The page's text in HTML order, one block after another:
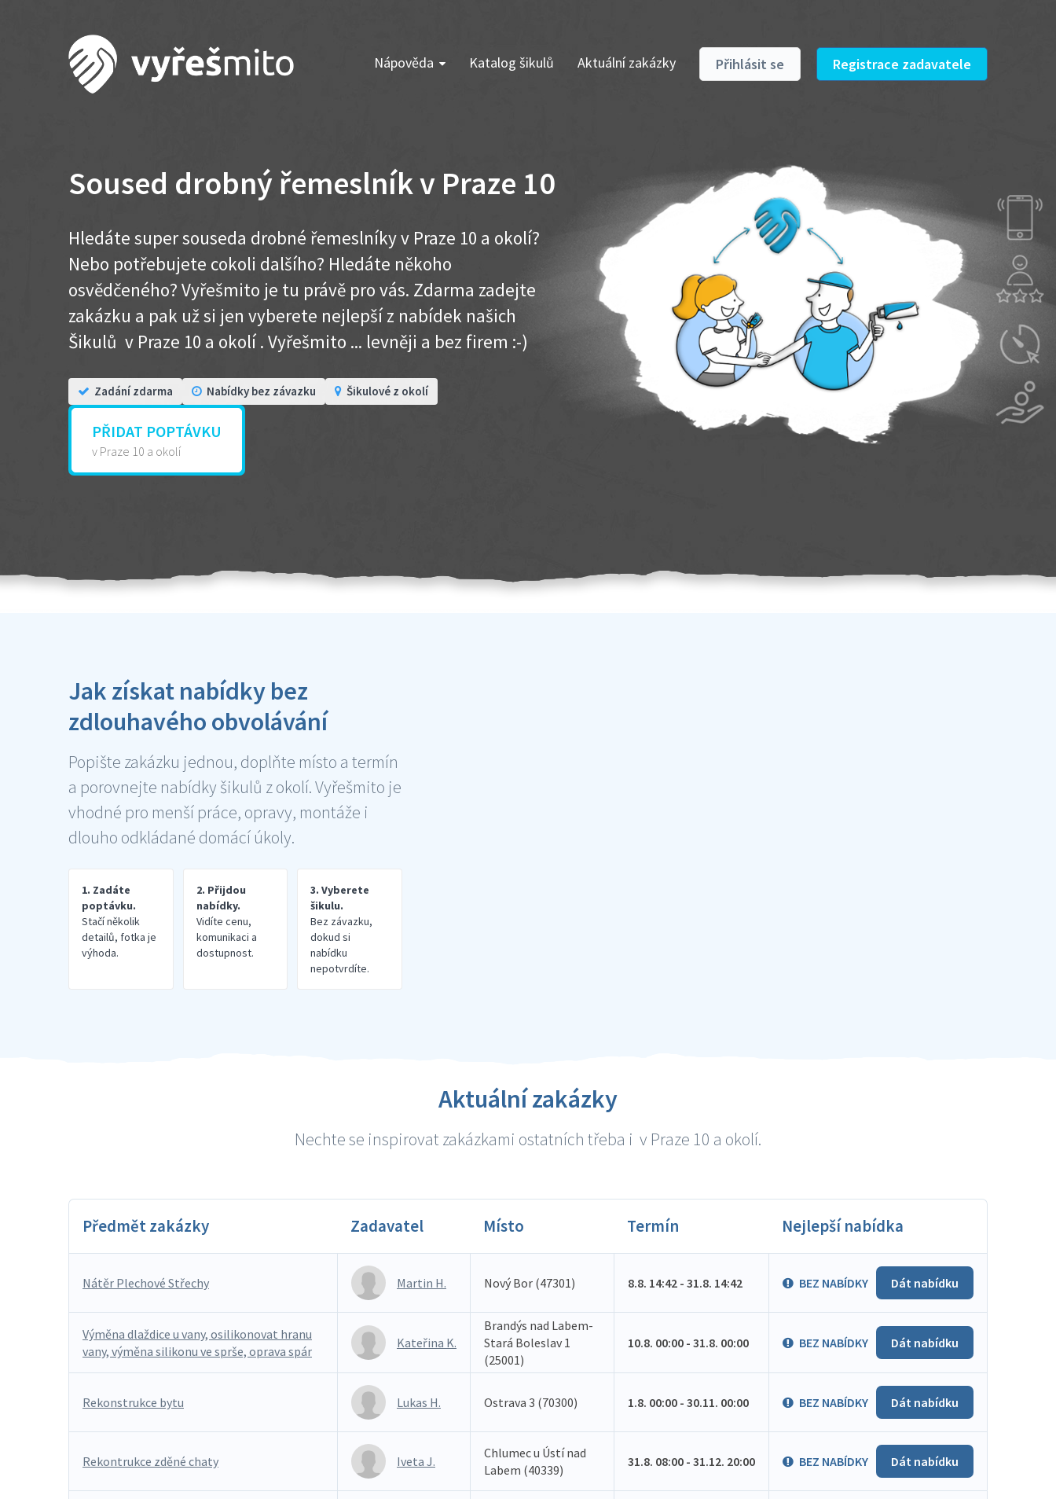
Nápověda Katalog šikulů Aktuální zakázky Přihlásit se Registrace zadavatele
Soused drobný řemeslník v Praze 10
Hledáte super souseda drobné řemeslníky v Praze 10 a okolí?
Nebo potřebujete cokoli dalšího? Hledáte někoho
osvědčeného? Vyřešmito je tu právě pro vás. Zdarma zadejte
zakázku a pak už si jen vyberete nejlepší z nabídek našich
Šikulů v Praze 10 a okolí . Vyřešmito ... levněji a bez firem :-)
Zadání zdarma Nabídky bez závazku Šikulové z okolí
PŘIDAT POPTÁVKU
v Praze 10 a okolí
Jak získat nabídky bez
zdlouhavého obvolávání
Popište zakázku jednou, doplňte místo a termín
a porovnejte nabídky šikulů z okolí. Vyřešmito je
vhodné pro menší práce, opravy, montáže i
dlouho odkládané domácí úkoly.
1. Zadáte
poptávku.
Stačí několik
detailů, fotka je
výhoda.
2. Přijdou
nabídky.
Vidíte cenu,
komunikaci a
dostupnost.
3. Vyberete
šikulu.
Bez závazku,
dokud si
nabídku
nepotvrdíte.
Aktuální zakázky
Nechte se inspirovat zakázkami ostatních třeba i v Praze 10 a okolí.
Předmět zakázky Zadavatel Místo Termín Nejlepší nabídka
Nátěr Plechové Střechy Martin H. Nový Bor (47301) 8.8. 14:42 - 31.8. 14:42 BEZ NABÍDKY Dát nabídku
Výměna dlaždice u vany, osilikonovat hranu
vany, výměna silikonu ve sprše, oprava spár
Kateřina K.
Brandýs nad Labem-
Stará Boleslav 1
(25001)
10.8. 00:00 - 31.8. 00:00 BEZ NABÍDKY Dát nabídku
Rekonstrukce bytu Lukas H. Ostrava 3 (70300) 1.8. 00:00 - 30.11. 00:00 BEZ NABÍDKY Dát nabídku
Rekontrukce zděné chaty Iveta J.
Chlumec u Ústí nad
Labem (40339)
31.8. 08:00 - 31.12. 20:00 BEZ NABÍDKY Dát nabídku